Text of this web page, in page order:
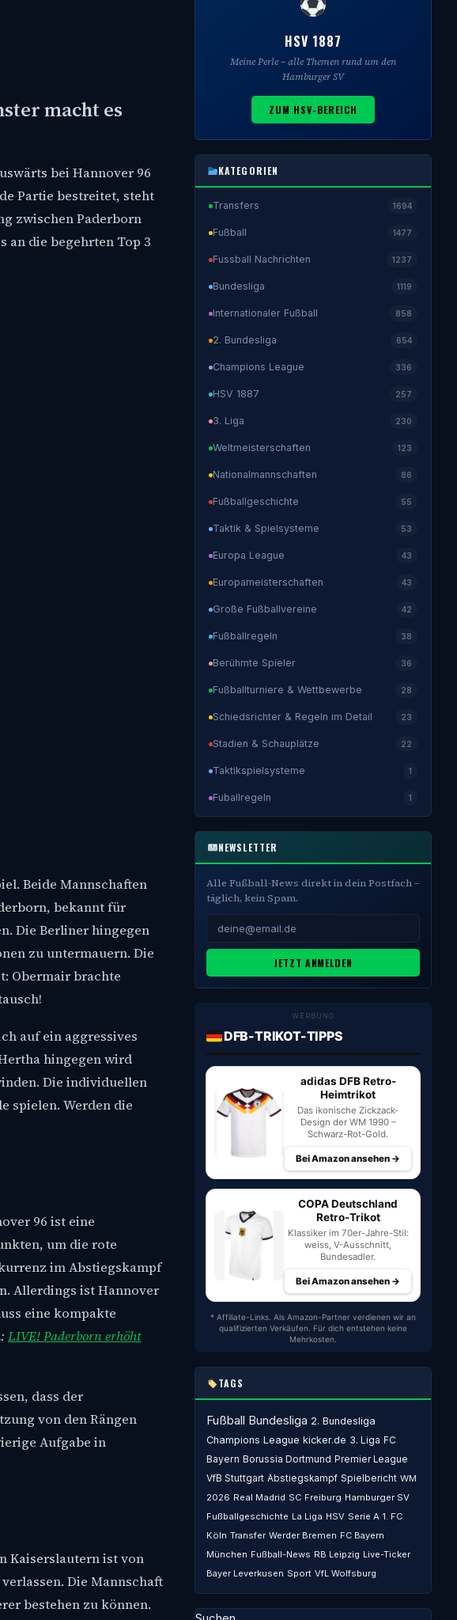
macht es
bei Hannover 96
Partie bestreitet, steht
zwischen Paderborn
an die begehrten Top 3
Beide Mannschaften
bekannt für
Die Berliner hingegen
zu untermauern. Die
Obermair brachte
auf ein aggressives
hingegen wird
Die individuellen
spielen. Werden die
96 ist eine
um die rote
im Abstiegskampf
Allerdings ist Hannover
eine kompakte
LIVE! Paderborn erhöht
dass der
von den Rängen
Aufgabe in
Kaiserslautern ist von
Die Mannschaft
bestehen zu können.
HSV 1887
Meine Perle – alle Themen rund um den
Hamburger SV
ZUM HSV-BEREICH
KATEGORIEN
Transfers 1694
Fußball 1477
Fussball Nachrichten 1237
Bundesliga 1119
Internationaler Fußball 858
2. Bundesliga 654
Champions League 336
HSV 1887 257
3. Liga 230
Weltmeisterschaften 123
Nationalmannschaften 86
Fußballgeschichte 55
Taktik & Spielsysteme 53
Europa League 43
Europameisterschaften 43
Große Fußballvereine 42
Fußballregeln 38
Berühmte Spieler 36
Fußballturniere & Wettbewerbe 28
Schiedsrichter & Regeln im Detail 23
Stadien & Schauplätze 22
Taktikspielsysteme 1
Fuballregeln 1
NEWSLETTER
Alle Fußball-News direkt in dein Postfach –
täglich, kein Spam.
JETZT ANMELDEN
WERBUNG
DFB-TRIKOT-TIPPS
adidas DFB Retro-
Heimtrikot
Das ikonische Zickzack-
Design der WM 1990 –
Schwarz-Rot-Gold.
Bei Amazon ansehen →
COPA Deutschland
Retro-Trikot
Klassiker im 70er-Jahre-Stil:
weiss, V-Ausschnitt,
Bundesadler.
Bei Amazon ansehen →
* Affiliate-Links. Als Amazon-Partner verdienen wir an
qualifizierten Verkäufen. Für dich entstehen keine
Mehrkosten.
TAGS
Fußball Bundesliga 2. Bundesliga
Champions League kicker.de 3. Liga FC
Bayern Borussia Dortmund Premier League
VfB Stuttgart Abstiegskampf Spielbericht WM
2026 Real Madrid SC Freiburg Hamburger SV
Fußballgeschichte La Liga HSV Serie A 1. FC
Köln Transfer Werder Bremen FC Bayern
München Fußball-News RB Leipzig Live-Ticker
Bayer Leverkusen Sport VfL Wolfsburg